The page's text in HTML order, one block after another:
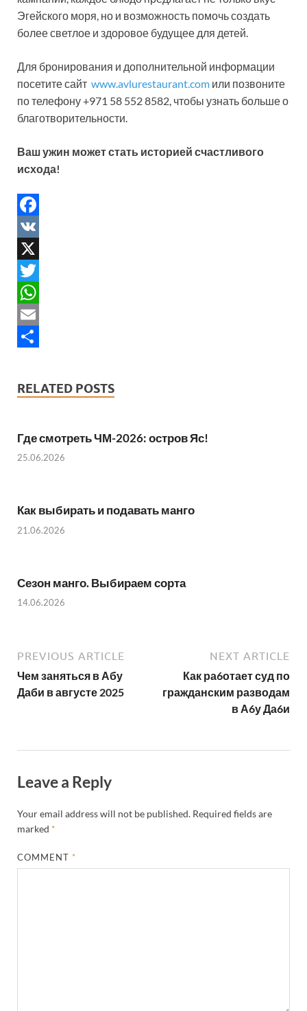
Эгейского моря, но и возможность помочь создать
более светлое и здоровое будущее для детей.
Для бронирования и дополнительной информации
посетите сайт www.avlurestaurant.com или позвоните
по телефону +971 58 552 8582, чтобы узнать больше о
благотворительности.
Ваш ужин может стать историей счастливого
исхода!
F
a
c
e
b
o
V
K
X
T
w
e
W
h
s
p
E
ia
e
RELATED POSTS
Где смотреть ЧМ-2026: остров Яс!
25.06.2026
Как выбирать и подавать манго
21.06.2026
Сезон манго. Выбираем сорта
14.06.2026
PREVIOUS ARTICLE
Чем заняться в Абу
Даби в августе 2025
NEXT ARTICLE
Как ра6отает суд по
гражданским разводам
в А6у Да6и
Leave a Reply
Your email address will not be published. Required fields are
marked *
COMMENT *